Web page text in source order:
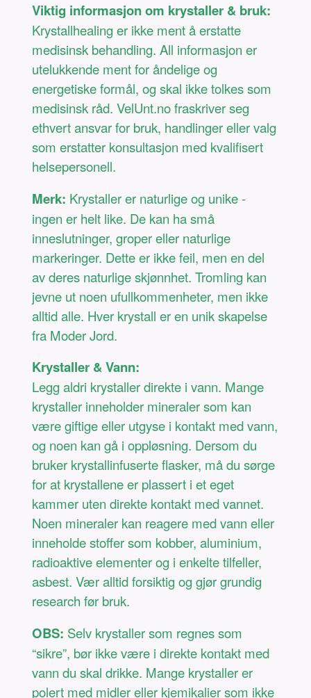
Viktig informasjon om krystaller & bruk:
Krystallhealing er ikke ment å erstatte
medisinsk behandling. All informasjon er
utelukkende ment for åndelige og
energetiske formål, og skal ikke tolkes som
medisinsk råd. VelUnt.no fraskriver seg
ethvert ansvar for bruk, handlinger eller valg
som erstatter konsultasjon med kvalifisert
helsepersonell.
Merk: Krystaller er naturlige og unike -
ingen er helt like. De kan ha små
inneslutninger, groper eller naturlige
markeringer. Dette er ikke feil, men en del
av deres naturlige skjønnhet. Tromling kan
jevne ut noen ufullkommenheter, men ikke
alltid alle. Hver krystall er en unik skapelse
fra Moder Jord.
Krystaller & Vann:
Legg aldri krystaller direkte i vann. Mange
krystaller inneholder mineraler som kan
være giftige eller utgyse i kontakt med vann,
og noen kan gå i oppløsning. Dersom du
bruker krystallinfuserte flasker, må du sørge
for at krystallene er plassert i et eget
kammer uten direkte kontakt med vannet.
Noen mineraler kan reagere med vann eller
inneholde stoffer som kobber, aluminium,
radioaktive elementer og i enkelte tilfeller,
asbest. Vær alltid forsiktig og gjør grundig
research før bruk.
OBS: Selv krystaller som regnes som
“sikre”, bør ikke være i direkte kontakt med
vann du skal drikke. Mange krystaller er
polert med midler eller kjemikalier som ikke